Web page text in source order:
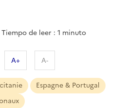
Tiempo de leer : 1 minuto
A+ A-
Espagne & Portugal